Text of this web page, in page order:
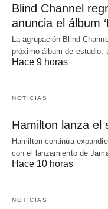
Blind Channel
anuncia el álbum
La agrupación Blind
próximo álbum de estudio,
Hace 9 horas
NOTICIAS
Hamilton lanza el
Hamilton continúa
con el lanzamiento de
Hace 10 horas
NOTICIAS